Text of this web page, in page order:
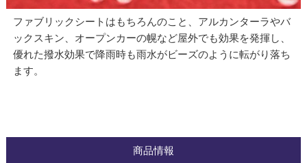
ファブリックシートはもちろんのこと、アルカンターラやバ
ックスキン、オープンカーの幌など屋外でも効果を発揮し、
優れた撥水効果で降雨時も雨水がビーズのように転がり落ち
ます。
商品情報